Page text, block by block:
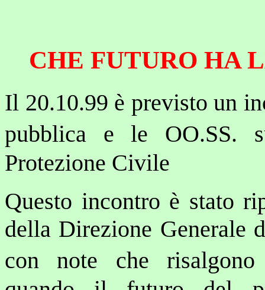
CHE FUTURO HA
Il 20.10.99 è previsto un
pubblica e le OO.SS.
Protezione Civile
Questo incontro è stato
della Direzione Generale
con note che